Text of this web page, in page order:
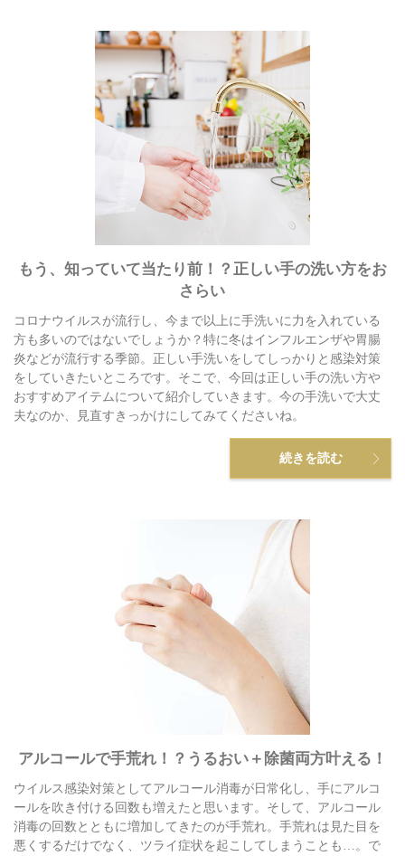
もう、知っていて当たり前！？正しい手の洗い方をお
さらい
コロナウイルスが流行し、今まで以上に手洗いに力を入れている
方も多いのではないでしょうか？特に冬はインフルエンザや胃腸
炎などが流行する季節。正しい手洗いをしてしっかりと感染対策
をしていきたいところです。そこで、今回は正しい手の洗い方や
おすすめアイテムについて紹介していきます。今の手洗いで大丈
夫なのか、見直すきっかけにしてみてくださいね。
続きを読む
アルコールで手荒れ！？うるおい＋除菌両方叶える！
ウイルス感染対策としてアルコール消毒が日常化し、手にアルコ
ールを吹き付ける回数も増えたと思います。そして、アルコール
消毒の回数とともに増加してきたのが手荒れ。手荒れは見た目を
悪くするだけでなく、ツライ症状を起こしてしまうことも…。で